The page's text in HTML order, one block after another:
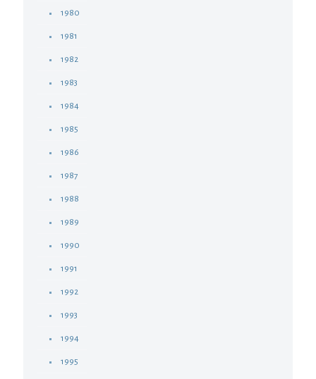
1980
1981
1982
1983
1984
1985
1986
1987
1988
1989
1990
1991
1992
1993
1994
1995